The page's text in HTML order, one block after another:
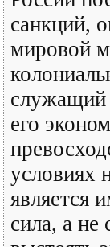
санкций,
мировой
служащий
его
условиях
является
сила, а не